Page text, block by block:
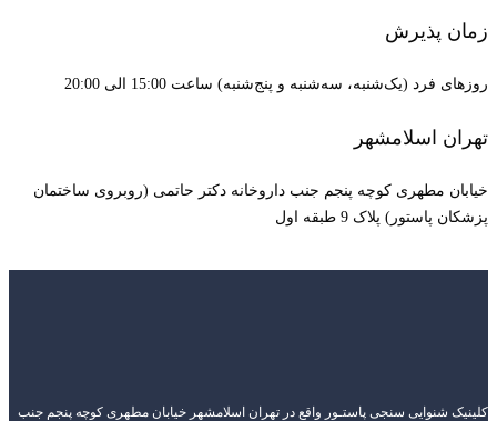
زمان پذیرش
روزهای فرد (یک‌شنبه، سه‌شنبه و پنج‌شنبه) ساعت 15:00 الی 20:00
تهران اسلامشهر
خیابان مطهری کوچه پنجم جنب داروخانه دکتر حاتمی (روبروی ساختمان
پزشکان پاستور) پلاک 9 طبقه اول
کلینیک شنوایی سنجی پاستـور واقع در تهران اسلامشهر خیابان مطهری کوچه پنجم جنب